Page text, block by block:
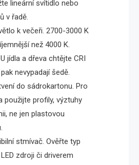
lineární svítidlo nebo
v řadě.
k večeři. 2700-3000 K
než 4000 K.
jídla a dřeva chtějte CRI
nevypadají šedě.
do sádrokartonu. Pro
použijte profily, výztuhy
ne jen plastovou
stmívač. Ověřte typ
zdroji či driverem